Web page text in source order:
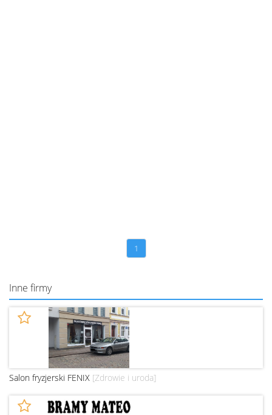
1
Inne firmy
Salon fryzjerski FENIX [Zdrowie i uroda]